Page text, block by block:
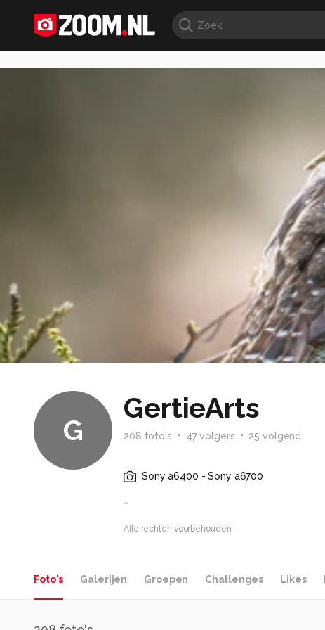
G
GertieArts
208 foto's 47volgers 25 volgend
Sony a6400 - Sony a6700
-
Alle rechten voorbehouden
Foto's Galerijen Groepen Challenges Likes